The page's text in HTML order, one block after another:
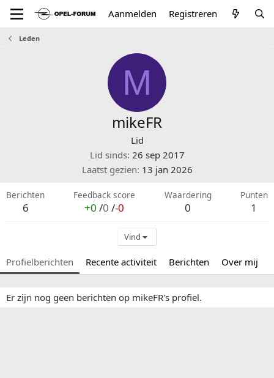
Aanmelden Registreren
Leden
M
mikeFR
Lid
Lid sinds 26 sep 2017
Laatst gezien 13 jan 2026
Berichten
6
Feedback score
+0 /0 /-0
Waardering
0
Punten
1
Vind
Profielberichten Recente activiteit Berichten Over mij
Er zijn nog geen berichten op mikeFR's profiel.